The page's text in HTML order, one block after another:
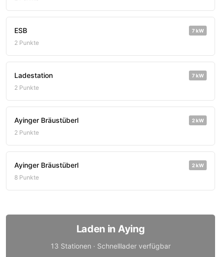
ESB 7 kW
2 Punkte
Ladestation 7 kW
2 Punkte
Ayinger Bräustüberl 2 kW
2 Punkte
Ayinger Bräustüberl 2 kW
8 Punkte
Laden in Aying
13 Stationen · Schnelllader verfügbar